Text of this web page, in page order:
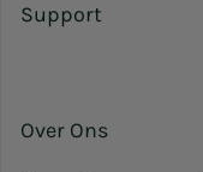
Support
Over Ons